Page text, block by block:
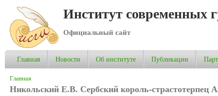
Институт современных
Официальный сайт
Главная Новости Об институте Публикации
Вы здесь
Главная
Никольский Е.В. Сербский король-страстотерпец